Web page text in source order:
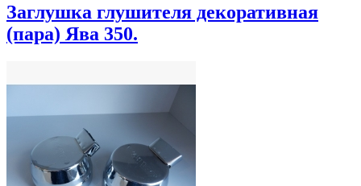
Заглушка глушителя декоративная
(пара) Ява 350.